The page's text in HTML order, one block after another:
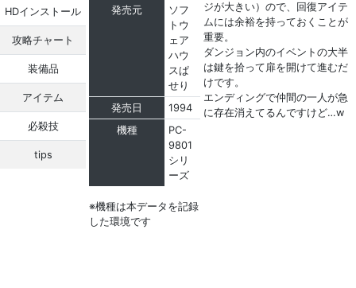
HDインストール
攻略チャート
装備品
アイテム
必殺技
tips
発売元
ソフ
トウ
ェア
ハウ
スぱ
せり
発売日
1994
機種
PC-
9801
シリ
ーズ
※機種は本データを記録
した環境です
ジが大きい）ので、回復アイテ
ムには余裕を持っておくことが
重要。
ダンジョン内のイベントの大半
は鍵を拾って扉を開けて進むだ
けです。
エンディングで仲間の一人が急
に存在消えてるんですけど…w